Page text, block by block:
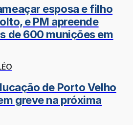
esposa e filho
e PM apreende
de 600 munições em
de Porto Velho
greve na próxima